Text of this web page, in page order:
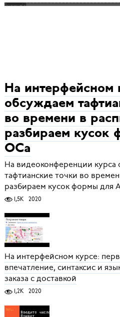
На интерфейсном
обсуждаем
во времени в
разбираем
ОСа
На видеоконференции курса
тафтианские точки во
разбираем кусок формы для
1,5K 2020
На интерфейсном курсе:
впечатление, синтаксис и
заказа с доставкой
1,2K 2020